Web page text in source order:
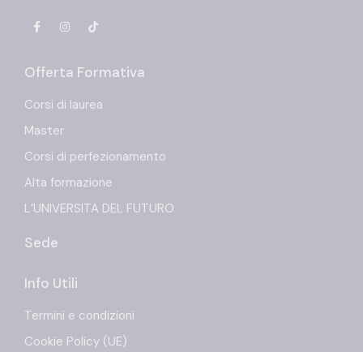
Offerta Formativa
Corsi di laurea
Master
Corsi di perfezionamento
Alta formazione
L’UNIVERSITA DEL FUTURO
Sede
Info Utili
Termini e condizioni
Cookie Policy (UE)